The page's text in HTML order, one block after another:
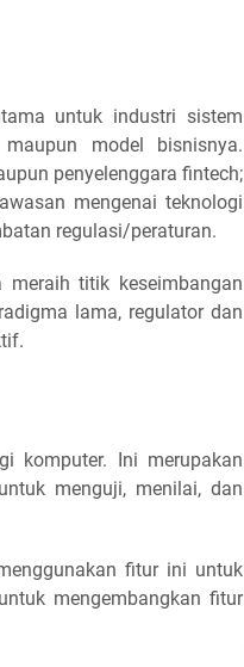
untuk industri sistem
model bisnisnya.
penyelenggara fintech;
mengenai teknologi
regulasi/peraturan.
titik keseimbangan
lama, regulator dan
komputer. Ini merupakan
menguji, menilai, dan
fitur ini untuk
mengembangkan fitur